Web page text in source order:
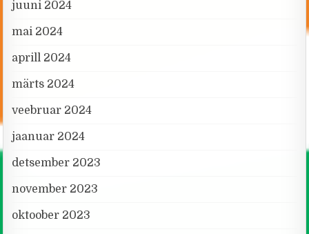
juuni 2024
mai 2024
aprill 2024
märts 2024
veebruar 2024
jaanuar 2024
detsember 2023
november 2023
oktoober 2023